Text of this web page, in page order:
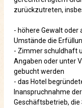
zurückzutreten,
- höhere Gewalt
Umstände die
- Zimmer schuldhaft
Angaben oder unter
gebucht werden
- das Hotel
Inanspruchnahme
Geschäftsbetrieb, die